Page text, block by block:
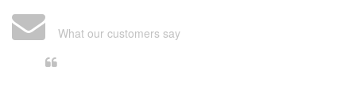
What our customers say